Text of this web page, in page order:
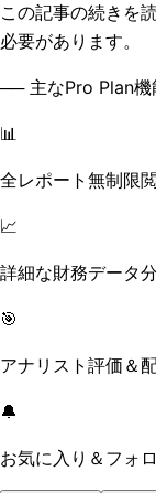
この記事の続きを
必要があります。
── 主なPro Plan
📊
全レポート無制限
📈
詳細な財務データ
🎯
アナリスト評価＆
🔔
お気に入り＆フォ